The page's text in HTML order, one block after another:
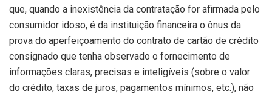
que, quando a inexistência da contratação for afirmada pelo
consumidor idoso, é da instituição financeira o ônus da
prova do aperfeiçoamento do contrato de cartão de crédito
consignado que tenha observado o fornecimento de
informações claras, precisas e inteligíveis (sobre o valor
do crédito, taxas de juros, pagamentos mínimos, etc.), não